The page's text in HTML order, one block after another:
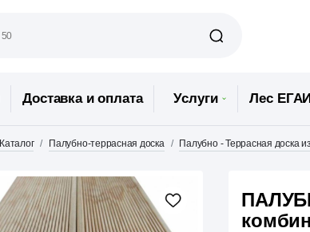
Доставка и оплата Услуги Лес
Каталог Палубно-террасная доска Палубно - Террасная доска